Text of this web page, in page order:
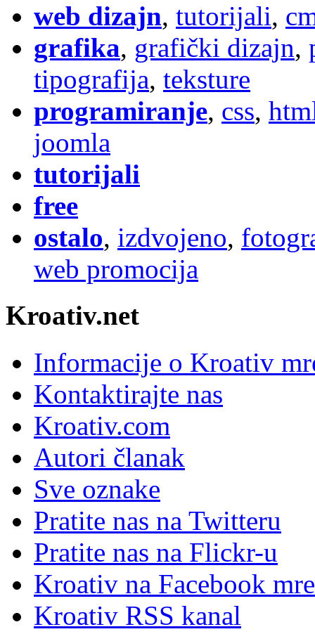
web dizajn, tutorijali,
grafika, grafički dizajn,
tipografija, teksture
programiranje, css,
joomla
tutorijali
free
ostalo, izdvojeno,
web promocija
Kroativ.net
Informacije o Kroativ
Kontaktirajte nas
Kroativ.com
Autori članak
Sve oznake
Pratite nas na Twitteru
Pratite nas na Flickr-u
Kroativ na Facebook
Kroativ RSS kanal